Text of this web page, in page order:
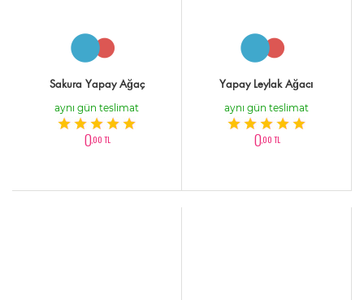
Sakura Yapay Ağaç
aynı gün teslimat
0,00 TL
Yapay Leylak Ağacı
aynı gün teslimat
0,00 TL